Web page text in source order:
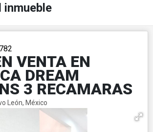
inmueble
VENTA EN
DREAM
3 RECAMARAS
León, México